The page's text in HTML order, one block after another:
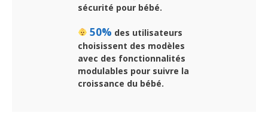
sécurité pour bébé.
50% des utilisateurs
choisissent des modèles
avec des fonctionnalités
modulables pour suivre la
croissance du bébé.